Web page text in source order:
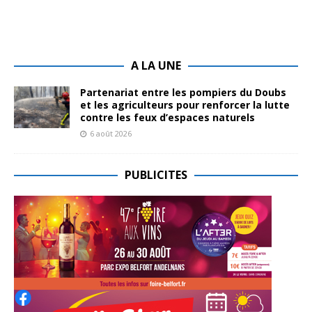
A LA UNE
Partenariat entre les pompiers du Doubs
et les agriculteurs pour renforcer la lutte
contre les feux d’espaces naturels
6 août 2026
PUBLICITES